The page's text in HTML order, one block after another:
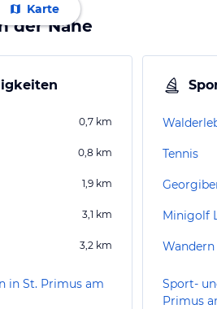
Karte
der Nähe
0,7 km
0,8 km
1,9 km
3,1 km
3,2 km
in St. Primus am
Tennis
Minigolf
Sport-
Primus